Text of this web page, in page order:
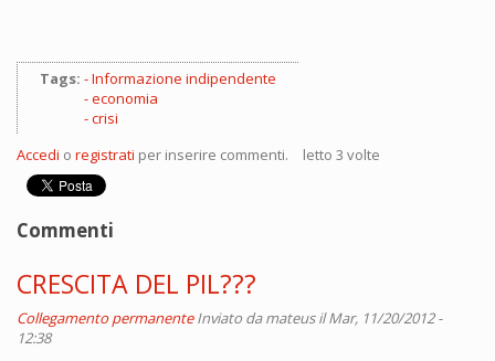
Tags:
Informazione indipendente
economia
crisi
Accedi o registrati per inserire commenti. letto 3 volte
Commenti
CRESCITA DEL PIL???
Collegamento permanente Inviato damateusil Mar, 11/20/2012 -
12:38